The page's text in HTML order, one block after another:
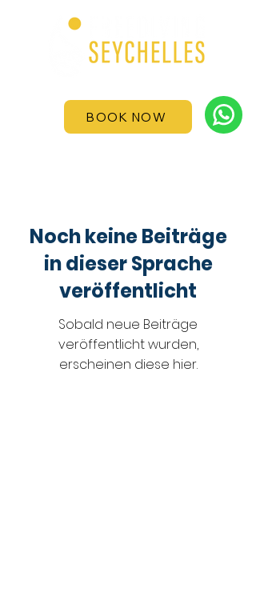
BOOK NOW
Noch keine Beiträge
in dieser Sprache
veröffentlicht
Sobald neue Beiträge
veröffentlicht wurden,
erscheinen diese hier.